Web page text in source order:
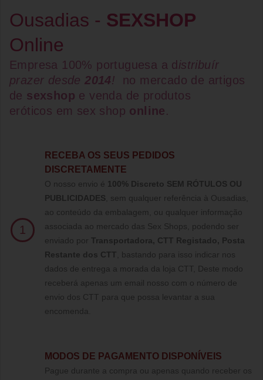
Ousadias - SEXSHOP
Online
Empresa 100% portuguesa a d istribuír
prazer desde2014!
no mercado de artigos
de sexshop e venda de produtos
eróticos em sex shop online.
1
RECEBA OS SEUS PEDIDOS
DISCRETAMENTE
O nosso envio é 100% Discreto SEM RÓTULOS OU
PUBLICIDADES , sem qualquer referência à Ousadias,
ao conteúdo da embalagem, ou qualquer informação
associada ao mercado das Sex Shops, podendo ser
enviado por Transportadora, CTT Registado, Posta
Restante dos CTT , bastando para isso indicar nos
dados de entrega a morada da loja CTT, Deste modo
receberá apenas um email nosso com o número de
envio dos CTT para que possa levantar a sua
encomenda.
MODOS DE PAGAMENTO DISPONÍVEIS
Pague durante a compra ou apenas quando receber os